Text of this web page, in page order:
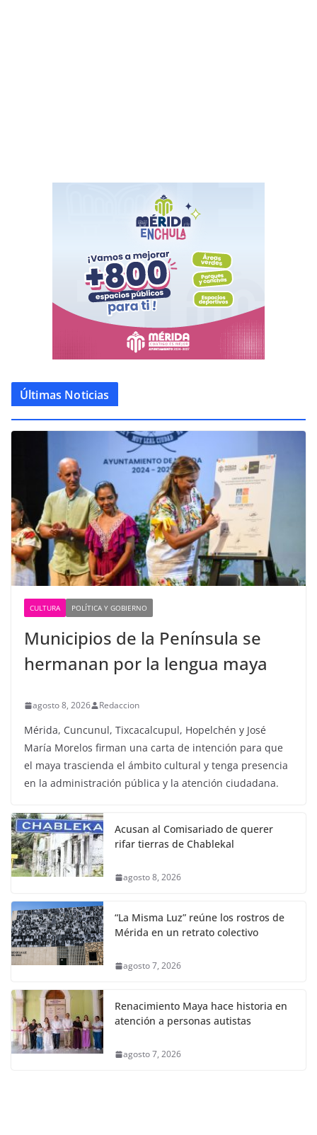
Últimas Noticias
CULTURA POLÍTICA Y GOBIERNO
Municipios de la Península se
hermanan por la lengua maya
agosto 8, 2026 Redaccion
Mérida, Cuncunul, Tixcacalcupul, Hopelchén y José
María Morelos firman una carta de intención para que
el maya trascienda el ámbito cultural y tenga presencia
en la administración pública y la atención ciudadana.
Acusan al Comisariado de querer
rifar tierras de Chablekal
agosto 8, 2026
“La Misma Luz” reúne los rostros de
Mérida en un retrato colectivo
agosto 7, 2026
Renacimiento Maya hace historia en
atención a personas autistas
agosto 7, 2026